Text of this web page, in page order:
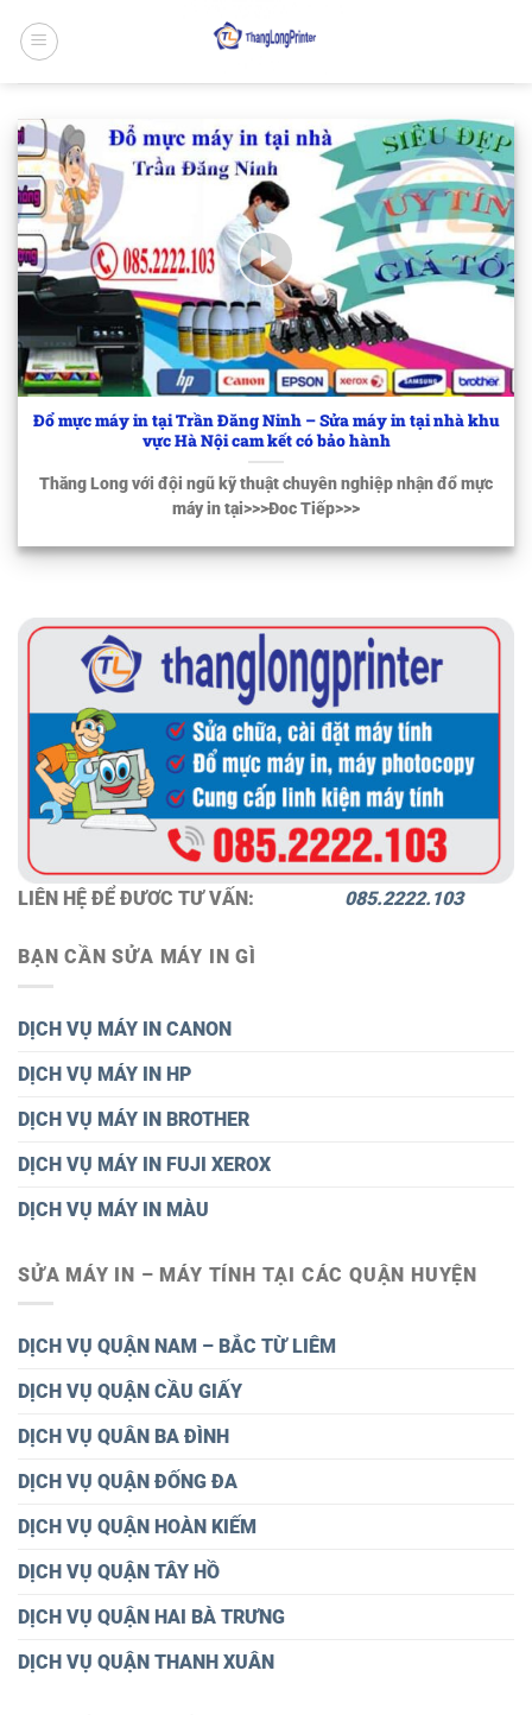
qua
LIÊN HỆ ĐỂ ĐƯƠC TƯ VẤN: 085.2222.103
BẠN CẦN SỬA MÁY IN GÌ
DỊCH VỤ MÁY IN CANON
DỊCH VỤ MÁY IN HP
DỊCH VỤ MÁY IN BROTHER
DỊCH VỤ MÁY IN FUJI XEROX
DỊCH VỤ MÁY IN MÀU
SỬA MÁY IN – MÁY TÍNH TẠI CÁC QUẬN HUYỆN
DỊCH VỤ QUẬN NAM – BẮC TỪ LIÊM
DỊCH VỤ QUẬN CẦU GIẤY
DỊCH VỤ QUÂN BA ĐÌNH
DỊCH VỤ QUẬN ĐỐNG ĐA
DỊCH VỤ QUẬN HOÀN KIẾM
DỊCH VỤ QUẬN TÂY HỒ
DỊCH VỤ QUẬN HAI BÀ TRƯNG
DỊCH VỤ QUẬN THANH XUÂN
Đổ mực máy in tại Trần Đăng Ninh – Sửa máy in tại nhà khu
vực Hà Nội cam kết có bảo hành
Thăng Long với đội ngũ kỹ thuật chuyên nghiệp nhận đổ mực
máy in tại>>>Đoc Tiếp>>>